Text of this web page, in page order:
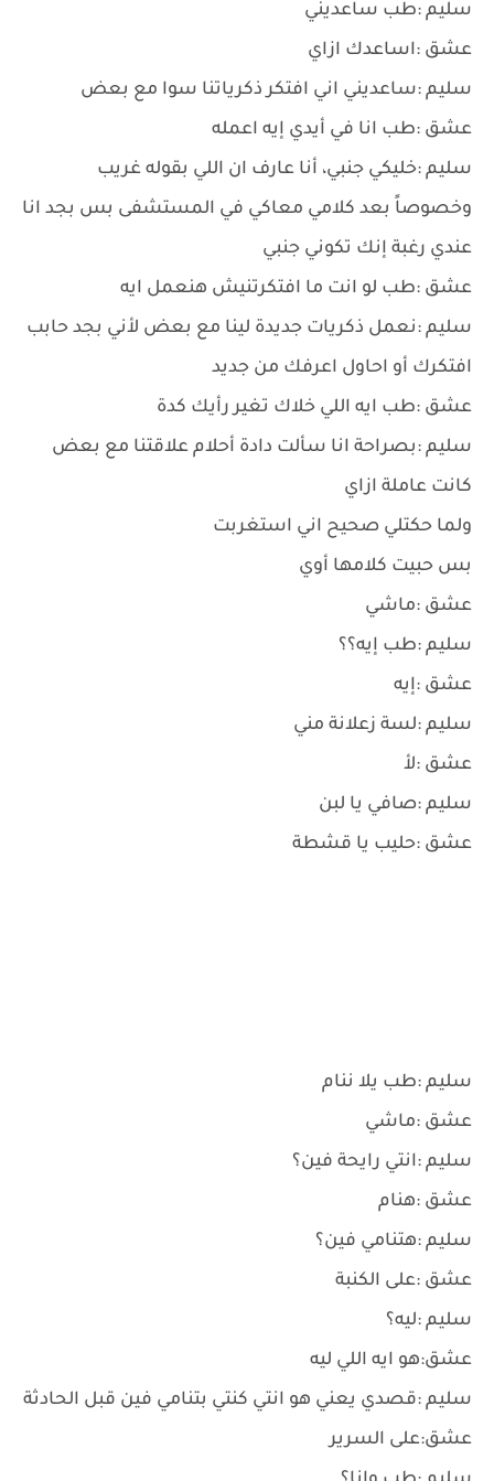
سليم :طب ساعديني
عشق :اساعدك ازاي
سليم :ساعديني اني افتكر ذكرياتنا سوا مع بعض
عشق :طب انا في أيدي إيه اعمله
سليم :خليكي جنبي، أنا عارف ان اللي بقوله غريب
وخصوصاً بعد كلامي معاكي في المستشفى بس بجد انا
عندي رغبة إنك تكوني جنبي
عشق :طب لو انت ما افتكرتنيش هنعمل ايه
سليم :نعمل ذكريات جديدة لينا مع بعض لأني بجد حابب
افتكرك أو احاول اعرفك من جديد
عشق :طب ايه اللي خلاك تغير رأيك كدة
سليم :بصراحة انا سألت دادة أحلام علاقتنا مع بعض
كانت عاملة ازاي
ولما حكتلي صحيح اني استغربت
بس حبيت كلامها أوي
عشق :ماشي
سليم :طب إيه؟؟
عشق :إيه
سليم :لسة زعلانة مني
عشق :لأ
سليم :صافي يا لبن
عشق :حليب يا قشطة
سليم :طب يلا ننام
عشق :ماشي
سليم :انتي رايحة فين؟
عشق :هنام
سليم :هتنامي فين؟
عشق :على الكنبة
سليم :ليه؟
عشق:هو ايه اللي ليه
سليم :قصدي يعني هو انتي كنتي بتنامي فين قبل الحادثة
عشق:على السرير